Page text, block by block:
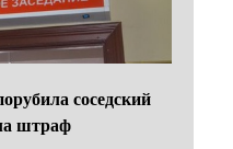
соседский
штраф